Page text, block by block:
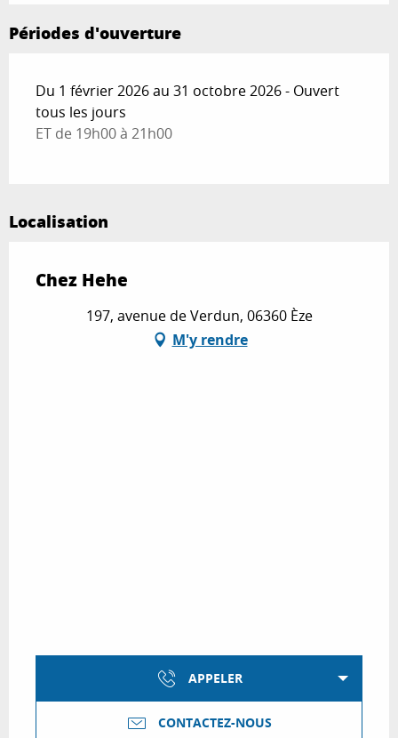
Périodes d'ouverture
Du 1 février 2026 au 31 octobre 2026 - Ouvert
tous les jours
ET de 19h00 à 21h00
Localisation
Chez Hehe
197, avenue de Verdun, 06360 Èze
M'y rendre
APPELER
CONTACTEZ-NOUS